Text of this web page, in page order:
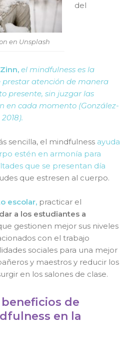
en Unsplash
del
el mindfulness es la
prestar atención de manera
presente, sin juzgar las
en cada momento (González-
sencilla, el mindfulness ayuda
estén en armonía para
que se presentan día
que estresen al cuerpo.
escolar, practicar el
a los estudiantes a
gestionen mejor sus niveles
con el trabajo
sociales para una mejor
y maestros y reducir los
en los salones de clase.
de
en la